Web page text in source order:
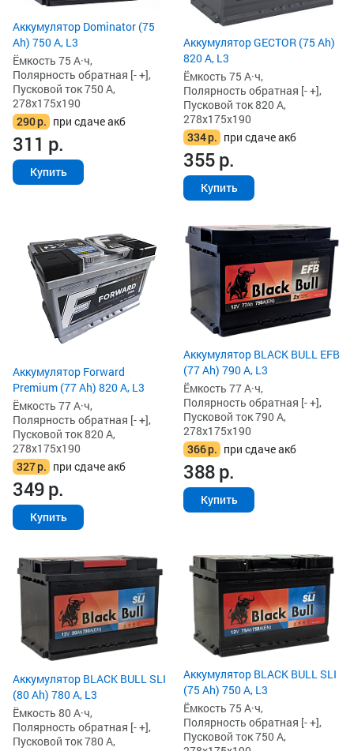
Аккумулятор Dominator (75
Ah) 750 А, L3
Ёмкость 75 А·ч,
Полярность обратная [- +],
Пусковой ток 750 А,
278x175x190
290р. при сдаче акб
311 р.
Купить
Аккумулятор GECTOR (75 Ah)
820 А, L3
Ёмкость 75 А·ч,
Полярность обратная [- +],
Пусковой ток 820 А,
278x175x190
334р. при сдаче акб
355р.
Купить
Аккумулятор Forward
Premium (77 Ah) 820 А, L3
Ёмкость 77 А·ч,
Полярность обратная [- +],
Пусковой ток 820 А,
278x175x190
327р. при сдаче акб
349р.
Купить
Аккумулятор BLACK BULL EFB
(77 Ah) 790 А, L3
Ёмкость 77 А·ч,
Полярность обратная [- +],
Пусковой ток 790 А,
278x175x190
366р. при сдаче акб
388р.
Купить
Аккумулятор BLACK BULL SLI
(80 Ah) 780 А, L3
Ёмкость 80 А·ч,
Полярность обратная [- +],
Пусковой ток 780 А,
Аккумулятор BLACK BULL SLI
(75 Ah) 750 А, L3
Ёмкость 75 А·ч,
Полярность обратная [- +],
Пусковой ток 750 А,